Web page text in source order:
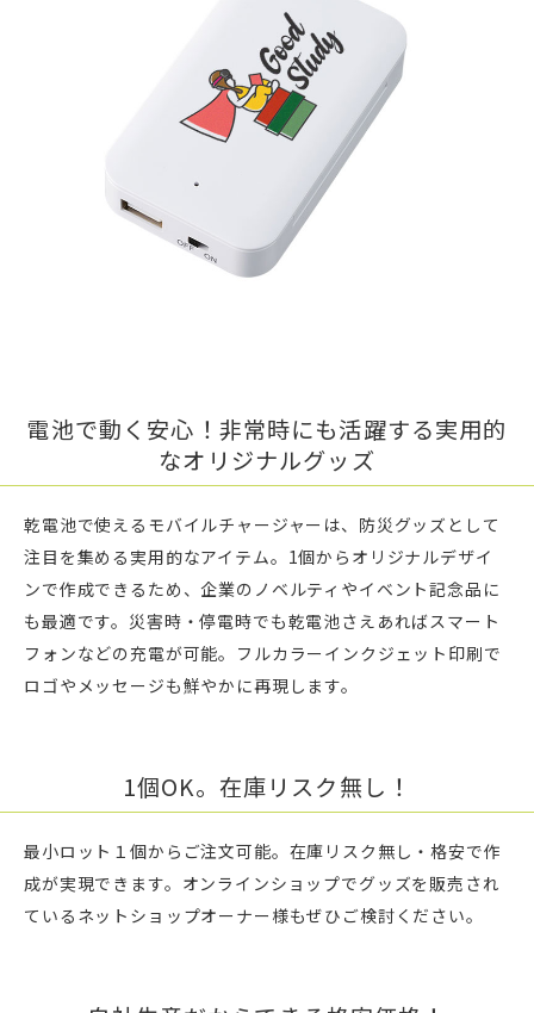
電池で動く安心！非常時にも活躍する実用的
なオリジナルグッズ
乾電池で使えるモバイルチャージャーは、防災グッズとして
注目を集める実用的なアイテム。1個からオリジナルデザイ
ンで作成できるため、企業のノベルティやイベント記念品に
も最適です。災害時・停電時でも乾電池さえあればスマート
フォンなどの充電が可能。フルカラーインクジェット印刷で
ロゴやメッセージも鮮やかに再現します。
1個OK。在庫リスク無し！
最小ロット１個からご注文可能。在庫リスク無し・格安で作
成が実現できます。オンラインショップでグッズを販売され
ているネットショップオーナー様もぜひご検討ください。